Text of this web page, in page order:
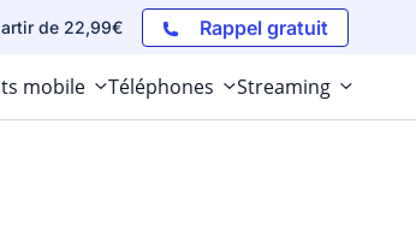
de 22,99€ Rappel gratuit
mobile Téléphones Streaming